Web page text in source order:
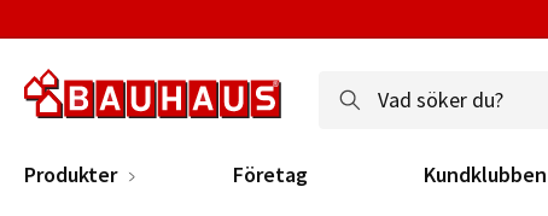
Produkter Företag Kundklubben